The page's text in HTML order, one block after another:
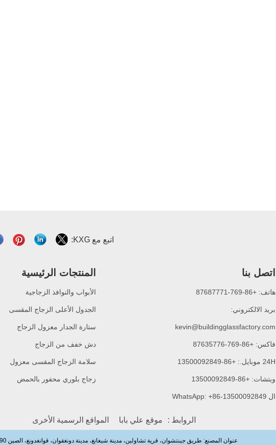
اتبع مع KXG:
المنتجات الرئيسية
الأبواب والنوافذ الزجاجية
الجدول الأعلى الزجاج المقسى
ستارة الجدار معزول الزجاج
دش خفف من الزجاج
سلامة الزجاج المقسى معزول
زجاج بلوري محفور بالحمض
اتصل بنا
هاتف: +86-769-87687771
بريد الالكتروني:
kevin@buildingglassfactory.com
فاكس: +86-769-87635776
24H موبايل.: +86-13500092849
ويتشات: +86-13500092849
ال WhatsApp: +86-13500092849
الروابط : موقع علي بابا المواقع الرسمية الأخرى
عنوان المصنع: طريق جينتشوان، قرية تشاولين، مدينة شيغانغ، مدينة دونغقوان، قوانغدونغ، الصين 523590